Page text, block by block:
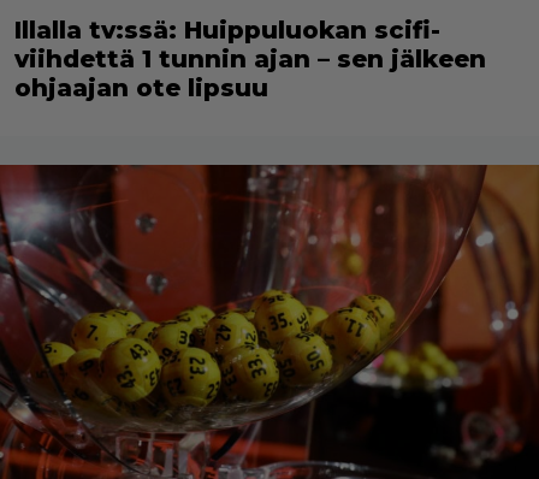
Illalla tv:ssä: Huippuluokan scifi-
viihdettä 1 tunnin ajan – sen jälkeen
ohjaajan ote lipsuu